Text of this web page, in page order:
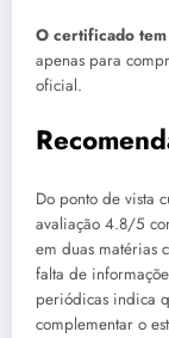
O certificado
apenas para
oficial.
Do ponto de vista
avaliação 4.8/5
em duas matérias
falta de
periódicas indica
complementar o